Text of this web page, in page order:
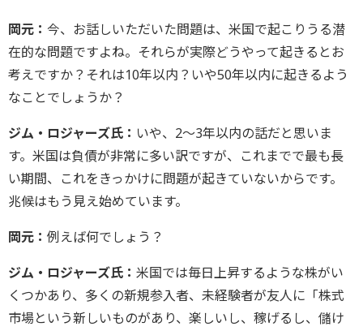
岡元： 今、お話しいただいた問題は、米国で起こりうる潜
在的な問題ですよね。それらが実際どうやって起きるとお
考えですか？それは10年以内？いや50年以内に起きるよう
なことでしょうか？
ジム・ロジャーズ氏： いや、2～3年以内の話だと思いま
す。米国は負債が非常に多い訳ですが、これまでで最も長
い期間、これをきっかけに問題が起きていないからです。
兆候はもう見え始めています。
岡元： 例えば何でしょう？
ジム・ロジャーズ氏： 米国では毎日上昇するような株がい
くつかあり、多くの新規参入者、未経験者が友人に「株式
市場という新しいものがあり、楽しいし、稼げるし、儲け